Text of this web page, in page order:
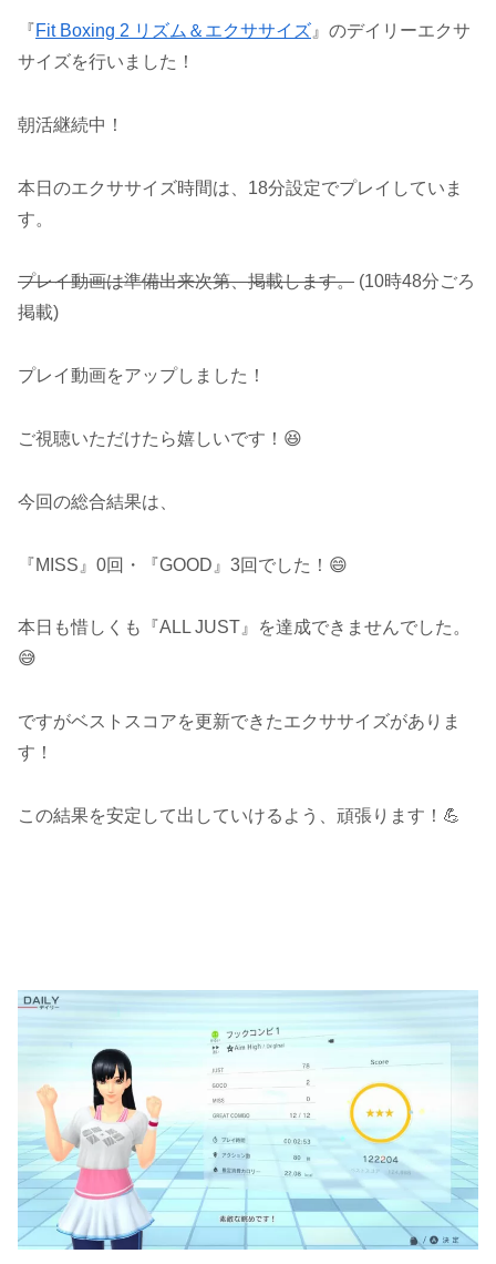
『Fit Boxing 2 リズム＆エクササイズ 』のデイリーエクサ
サイズを行いました！
朝活継続中！
本日のエクササイズ時間は、18分設定でプレイしていま
す。
プレイ動画は準備出来次第、掲載します。 (10時48分ごろ
掲載)
プレイ動画をアップしました！
ご視聴いただけたら嬉しいです！😆
今回の総合結果は、
『MISS』0回・『GOOD』3回でした！😄
本日も惜しくも『ALL JUST』を達成できませんでした。
😅
ですがベストスコアを更新できたエクササイズがありま
す！
この結果を安定して出していけるよう、頑張ります！💪